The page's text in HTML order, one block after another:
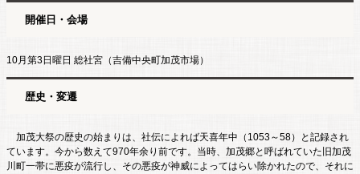
開催日・会場
10月第3日曜日 総社宮（吉備中央町加茂市場）
歴史・変遷
加茂大祭の歴史の始まりは、社伝によれば天喜年中（1053～58）と記録され
ています。今から数えて970年余り前です。当時、加茂郷と呼ばれていた旧加茂
川町一帯に悪疫が流行し、その悪疫が神威によってはらい除かれたので、それに